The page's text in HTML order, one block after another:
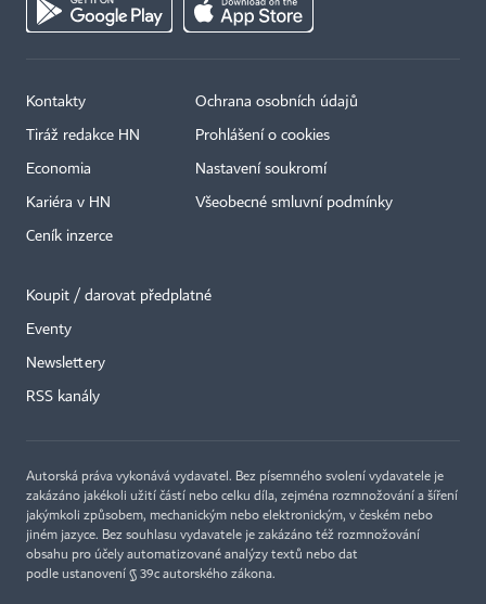
Kontakty
Tiráž redakce HN
Economia
Kariéra v HN
Ceník inzerce
Ochrana osobních údajů
Prohlášení o cookies
Nastavení soukromí
Všeobecné smluvní podmínky
Koupit / darovat předplatné
Eventy
Newslettery
RSS kanály
Autorská práva vykonává vydavatel. Bez písemného svolení vydavatele je
zakázáno jakékoli užití částí nebo celku díla, zejména rozmnožování a šíření
jakýmkoli způsobem, mechanickým nebo elektronickým, v českém nebo
jiném jazyce. Bez souhlasu vydavatele je zakázáno též rozmnožování
obsahu pro účely automatizované analýzy textů nebo dat
podle ustanovení § 39c autorského zákona.